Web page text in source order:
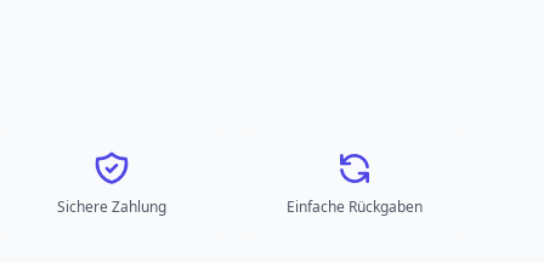
Sichere Zahlung Einfache Rückgaben